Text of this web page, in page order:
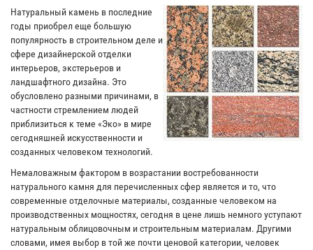
Натуральный камень в последние
годы приобрел еще большую
популярность в строительном деле и
сфере дизайнерской отделки
интерьеров, экстерьеров и
ландшафтного дизайна. Это
обусловлено разными причинами, в
частности стремлением людей
приблизиться к теме «Эко» в мире
сегодняшней искусственности и
созданных человеком технологий.
Немаловажным фактором в возрастании востребованности
натурального камня для перечисленных сфер является и то, что
современные отделочные материалы, созданные человеком на
производственных мощностях, сегодня в цене лишь немного уступают
натуральным облицовочным и строительным материалам. Другими
словами, имея выбор в той же почти ценовой категории, человек